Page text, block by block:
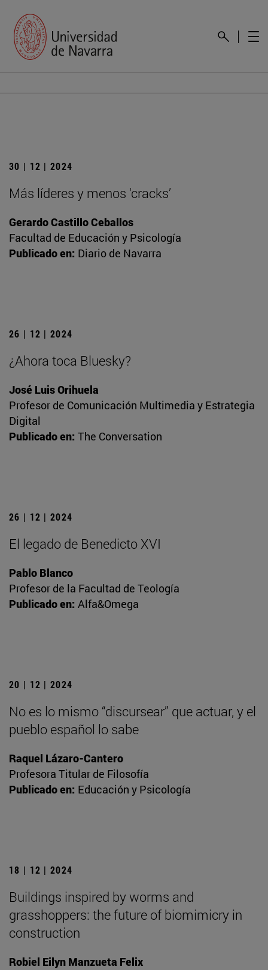
30 | 12 | 2024
Más líderes y menos ‘cracks’
Gerardo Castillo Ceballos
Facultad de Educación y Psicología
Publicado en: Diario de Navarra
26 | 12 | 2024
¿Ahora toca Bluesky?
José Luis Orihuela
Profesor de Comunicación Multimedia y Estrategia
Digital
Publicado en: The Conversation
26 | 12 | 2024
El legado de Benedicto XVI
Pablo Blanco
Profesor de la Facultad de Teología
Publicado en: Alfa&Omega
20 | 12 | 2024
No es lo mismo “discursear” que actuar, y el
pueblo español lo sabe
Raquel Lázaro-Cantero
Profesora Titular de Filosofía
Publicado en: Educación y Psicología
18 | 12 | 2024
Buildings inspired by worms and
grasshoppers: the future of biomimicry in
construction
Robiel Eilyn Manzueta Felix